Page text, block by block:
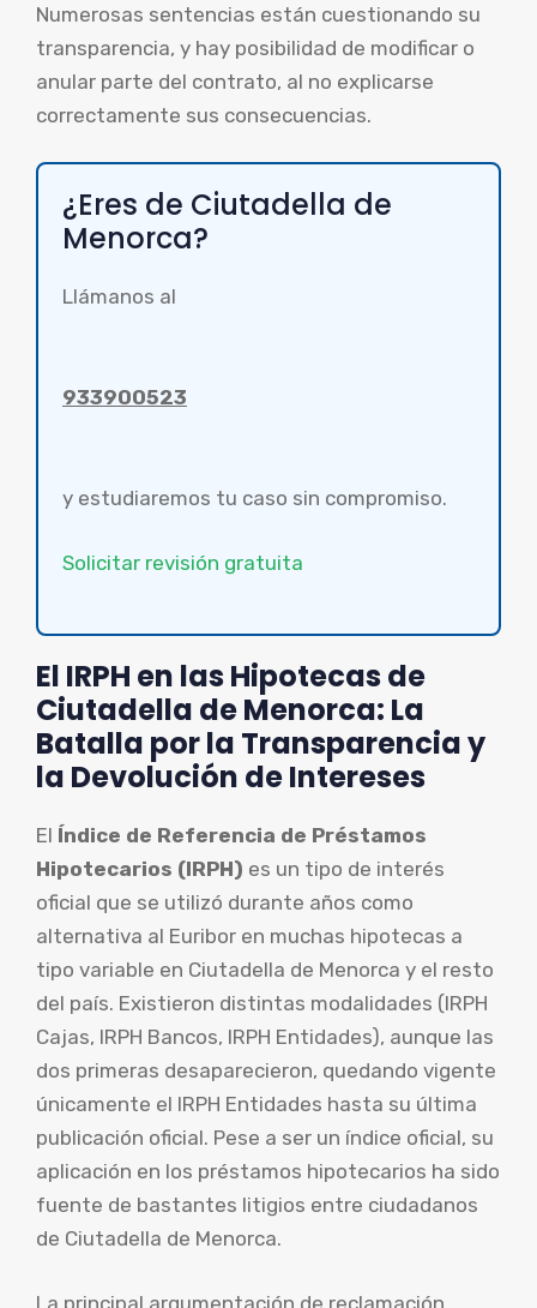
Numerosas sentencias están cuestionando su
transparencia, y hay posibilidad de modificar o
anular parte del contrato, al no explicarse
correctamente sus consecuencias.
¿Eres de Ciutadella de
Menorca?
Llámanos al
933900523
y estudiaremos tu caso sin compromiso.
Solicitar revisión gratuita
El IRPH en las Hipotecas de
Ciutadella de Menorca: La
Batalla por la Transparencia y
la Devolución de Intereses
El Índice de Referencia de Préstamos
Hipotecarios (IRPH) es un tipo de interés
oficial que se utilizó durante años como
alternativa al Euribor en muchas hipotecas a
tipo variable en Ciutadella de Menorca y el resto
del país. Existieron distintas modalidades (IRPH
Cajas, IRPH Bancos, IRPH Entidades), aunque las
dos primeras desaparecieron, quedando vigente
únicamente el IRPH Entidades hasta su última
publicación oficial. Pese a ser un índice oficial, su
aplicación en los préstamos hipotecarios ha sido
fuente de bastantes litigios entre ciudadanos
de Ciutadella de Menorca.
La principal argumentación de reclamación